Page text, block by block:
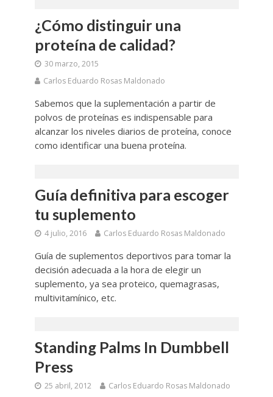
¿Cómo distinguir una
proteína de calidad?
30 marzo, 2015
Carlos Eduardo Rosas Maldonado
Sabemos que la suplementación a partir de
polvos de proteínas es indispensable para
alcanzar los niveles diarios de proteína, conoce
como identificar una buena proteína.
Guía definitiva para escoger
tu suplemento
4 julio, 2016 Carlos Eduardo Rosas Maldonado
Guía de suplementos deportivos para tomar la
decisión adecuada a la hora de elegir un
suplemento, ya sea proteico, quemagrasas,
multivitamínico, etc.
Standing Palms In Dumbbell
Press
25 abril, 2012 Carlos Eduardo Rosas Maldonado